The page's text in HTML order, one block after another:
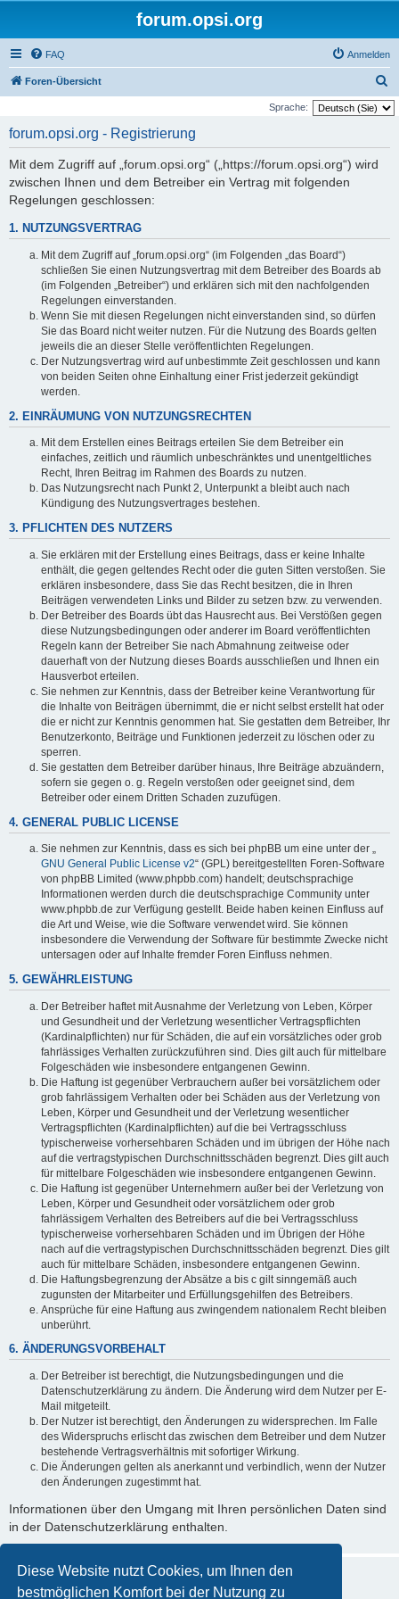
Diese Website nutzt Cookies, um Ihnen den
bestmöglichen Komfort bei der Nutzung zu
forum.opsi.org
FAQ Anmelden
Foren-Übersicht
u
Sprache:
forum.opsi.org - Registrierung
Mit dem Zugriff auf „forum.opsi.org“ („https://forum.opsi.org“) wird
zwischen Ihnen und dem Betreiber ein Vertrag mit folgenden
Regelungen geschlossen:
1. NUTZUNGSVERTRAG
Mit dem Zugriff auf „forum.opsi.org“ (im Folgenden „das Board“)
schließen Sie einen Nutzungsvertrag mit dem Betreiber des Boards ab
(im Folgenden „Betreiber“) und erklären sich mit den nachfolgenden
Regelungen einverstanden.
Wenn Sie mit diesen Regelungen nicht einverstanden sind, so dürfen
Sie das Board nicht weiter nutzen. Für die Nutzung des Boards gelten
jeweils die an dieser Stelle veröffentlichten Regelungen.
Der Nutzungsvertrag wird auf unbestimmte Zeit geschlossen und kann
von beiden Seiten ohne Einhaltung einer Frist jederzeit gekündigt
werden.
2. EINRÄUMUNG VON NUTZUNGSRECHTEN
Mit dem Erstellen eines Beitrags erteilen Sie dem Betreiber ein
einfaches, zeitlich und räumlich unbeschränktes und unentgeltliches
Recht, Ihren Beitrag im Rahmen des Boards zu nutzen.
Das Nutzungsrecht nach Punkt 2, Unterpunkt a bleibt auch nach
Kündigung des Nutzungsvertrages bestehen.
3. PFLICHTEN DES NUTZERS
Sie erklären mit der Erstellung eines Beitrags, dass er keine Inhalte
enthält, die gegen geltendes Recht oder die guten Sitten verstoßen. Sie
erklären insbesondere, dass Sie das Recht besitzen, die in Ihren
Beiträgen verwendeten Links und Bilder zu setzen bzw. zu verwenden.
Der Betreiber des Boards übt das Hausrecht aus. Bei Verstößen gegen
diese Nutzungsbedingungen oder anderer im Board veröffentlichten
Regeln kann der Betreiber Sie nach Abmahnung zeitweise oder
dauerhaft von der Nutzung dieses Boards ausschließen und Ihnen ein
Hausverbot erteilen.
Sie nehmen zur Kenntnis, dass der Betreiber keine Verantwortung für
die Inhalte von Beiträgen übernimmt, die er nicht selbst erstellt hat oder
die er nicht zur Kenntnis genommen hat. Sie gestatten dem Betreiber, Ihr
Benutzerkonto, Beiträge und Funktionen jederzeit zu löschen oder zu
sperren.
Sie gestatten dem Betreiber darüber hinaus, Ihre Beiträge abzuändern,
sofern sie gegen o. g. Regeln verstoßen oder geeignet sind, dem
Betreiber oder einem Dritten Schaden zuzufügen.
4. GENERAL PUBLIC LICENSE
Sie nehmen zur Kenntnis, dass es sich bei phpBB um eine unter der „
GNU General Public License v2“ (GPL) bereitgestellten Foren-Software
von phpBB Limited (www.phpbb.com) handelt; deutschsprachige
Informationen werden durch die deutschsprachige Community unter
www.phpbb.de zur Verfügung gestellt. Beide haben keinen Einfluss auf
die Art und Weise, wie die Software verwendet wird. Sie können
insbesondere die Verwendung der Software für bestimmte Zwecke nicht
untersagen oder auf Inhalte fremder Foren Einfluss nehmen.
5. GEWÄHRLEISTUNG
Der Betreiber haftet mit Ausnahme der Verletzung von Leben, Körper
und Gesundheit und der Verletzung wesentlicher Vertragspflichten
(Kardinalpflichten) nur für Schäden, die auf ein vorsätzliches oder grob
fahrlässiges Verhalten zurückzuführen sind. Dies gilt auch für mittelbare
Folgeschäden wie insbesondere entgangenen Gewinn.
Die Haftung ist gegenüber Verbrauchern außer bei vorsätzlichem oder
grob fahrlässigem Verhalten oder bei Schäden aus der Verletzung von
Leben, Körper und Gesundheit und der Verletzung wesentlicher
Vertragspflichten (Kardinalpflichten) auf die bei Vertragsschluss
typischerweise vorhersehbaren Schäden und im übrigen der Höhe nach
auf die vertragstypischen Durchschnittsschäden begrenzt. Dies gilt auch
für mittelbare Folgeschäden wie insbesondere entgangenen Gewinn.
Die Haftung ist gegenüber Unternehmern außer bei der Verletzung von
Leben, Körper und Gesundheit oder vorsätzlichem oder grob
fahrlässigem Verhalten des Betreibers auf die bei Vertragsschluss
typischerweise vorhersehbaren Schäden und im Übrigen der Höhe
nach auf die vertragstypischen Durchschnittsschäden begrenzt. Dies gilt
auch für mittelbare Schäden, insbesondere entgangenen Gewinn.
Die Haftungsbegrenzung der Absätze a bis c gilt sinngemäß auch
zugunsten der Mitarbeiter und Erfüllungsgehilfen des Betreibers.
Ansprüche für eine Haftung aus zwingendem nationalem Recht bleiben
unberührt.
6. ÄNDERUNGSVORBEHALT
Der Betreiber ist berechtigt, die Nutzungsbedingungen und die
Datenschutzerklärung zu ändern. Die Änderung wird dem Nutzer per E-
Mail mitgeteilt.
Der Nutzer ist berechtigt, den Änderungen zu widersprechen. Im Falle
des Widerspruchs erlischt das zwischen dem Betreiber und dem Nutzer
bestehende Vertragsverhältnis mit sofortiger Wirkung.
Die Änderungen gelten als anerkannt und verbindlich, wenn der Nutzer
den Änderungen zugestimmt hat.
Informationen über den Umgang mit Ihren persönlichen Daten sind
in der Datenschutzerklärung enthalten.